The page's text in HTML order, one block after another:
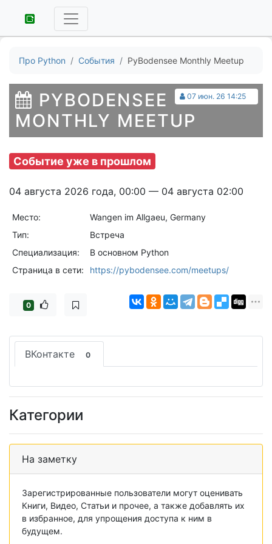
Про Python События PyBodensee Monthly Meetup
07 июн. 26 14:25
PYBODENSEE
MONTHLY MEETUP
Событие уже в прошлом
04 августа 2026 года, 00:00 — 04 августа 02:00
Место:
Wangen im Allgaeu, Germany
Тип:
Встреча
Специализация:
В основном Python
Страница в сети:
https://pybodensee.com/meetups/
0
ВКонтакте 0
Категории
На заметку
Зарегистрированные пользователи могут оценивать
Книги, Видео, Статьи и прочее, а также добавлять их
в избранное, для упрощения доступа к ним в
будущем.